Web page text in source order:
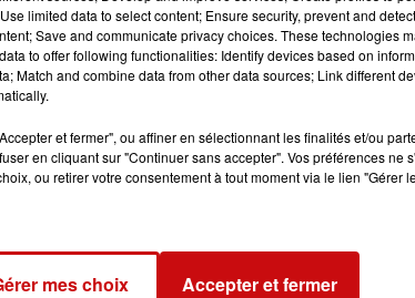
sera marquée par des animations musicales,
disponibles pour les participants et les
limited data to select content; Ensure security, prevent and
Save and communicate privacy choices. These technologies
to offer following functionalities: Identify devices based on
Match and combine data from other data sources; Link different
et fermer", ou affiner en sélectionnant les finalités et/ou
en cliquant sur "Continuer sans accepter". Vos préférences ne
ou retirer votre consentement à tout moment via le lien "Gérer
mes choix Accepter et fermer